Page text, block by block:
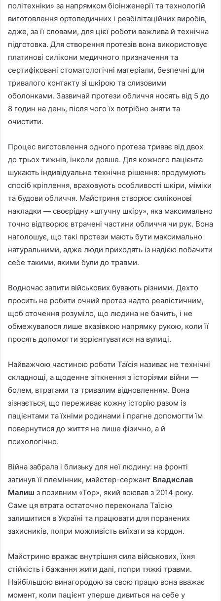
політехніки» за напрямком біоінженерії та технологій
виготовлення ортопедичних і реабілітаційних виробів,
адже, за її словами, для цієї роботи важлива й технічна
підготовка. Для створення протезів вона використовує
платинові силікони медичного призначення та
сертифіковані стоматологічні матеріали, безпечні для
тривалого контакту зі шкірою та слизовими
оболонками. Зазвичай протези обличчя носять від 5 до
8 годин на день, після чого їх потрібно зняти та
очистити.
Процес виготовлення одного протеза триває від двох
до трьох тижнів, інколи довше. Для кожного пацієнта
шукають індивідуальне технічне рішення: продумують
спосіб кріплення, враховують особливості шкіри, міміки
та будови обличчя. Майстриня створює силіконові
накладки — своєрідну «штучну шкіру», яка максимально
точно відтворює втрачені частини обличчя чи рук. Вона
наголошує, що такі протези мають бути максимально
натуральними, адже люди приходять із надією побачити
себе такими, якими були до травми.
Водночас запити військових бувають різними. Дехто
просить не робити очний протез надто реалістичним,
щоб оточення розуміло, що людина не бачить, і не
обмежувалося лише вказівкою напрямку рукою, коли її
просять допомогти зорієнтуватися на вулиці.
Найважчою частиною роботи Таїсія називає не технічні
складнощі, а щоденне зіткнення з історіями війни —
болем, втратами та тривалим відновленням. Вона
зізнається, що переживає кожну історію разом із
пацієнтами та їхніми родинами і прагне допомогти їм
повернутися до життя не лише фізично, а й
психологічно.
Війна забрала і близьку для неї людину: на фронті
загинув її племінник, майстер-сержант Владислав
Малиш з позивним «Тор», який воював з 2014 року.
Саме ця втрата остаточно переконала Таїсію
залишитися в Україні та працювати для поранених
захисників, попри можливість виїхати за кордон.
Майстриню вражає внутрішня сила військових, їхня
стійкість і бажання жити далі, попри тяжкі травми.
Найбільшою винагородою за свою працю вона вважає
момент, коли пацієнт уперше дивиться на себе у